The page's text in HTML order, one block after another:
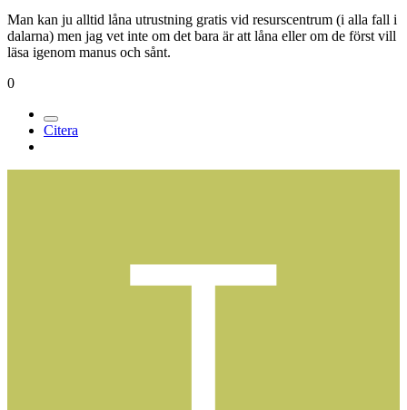
Man kan ju alltid låna utrustning gratis vid resurscentrum (i alla fall i
dalarna) men jag vet inte om det bara är att låna eller om de först vill
läsa igenom manus och sånt.
0
Citera